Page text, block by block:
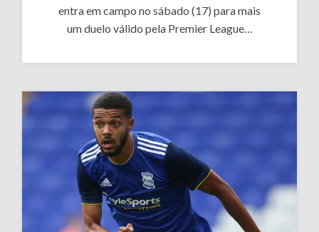
entra em campo no sábado (17) para mais
um duelo válido pela Premier League…